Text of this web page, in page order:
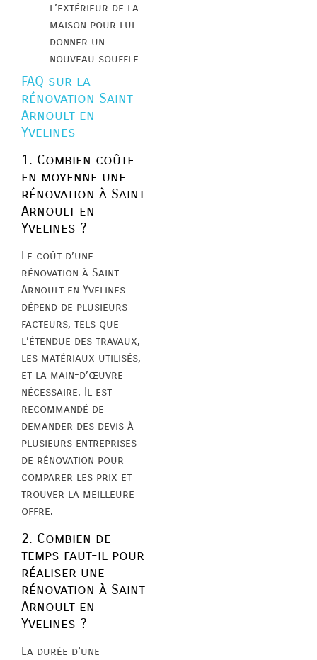
l’extérieur de la
maison pour lui
donner un
nouveau souffle
FAQ sur la
rénovation Saint
Arnoult en
Yvelines
1. Combien coûte
en moyenne une
rénovation à Saint
Arnoult en
Yvelines ?
Le coût d’une
rénovation à Saint
Arnoult en Yvelines
dépend de plusieurs
facteurs, tels que
l’étendue des travaux,
les matériaux utilisés,
et la main-d’œuvre
nécessaire. Il est
recommandé de
demander des devis à
plusieurs entreprises
de rénovation pour
comparer les prix et
trouver la meilleure
offre.
2. Combien de
temps faut-il pour
réaliser une
rénovation à Saint
Arnoult en
Yvelines ?
La durée d’une